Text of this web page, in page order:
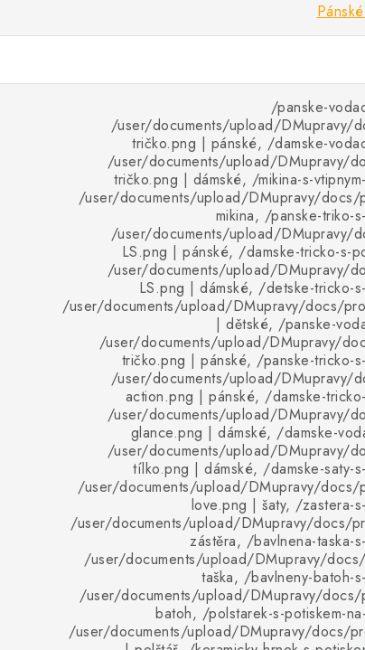
/panske-
/user/documents/upload/DMupravy/
tričko.png | pánské, /damske-
/user/documents/upload/DMupravy/
tričko.png | dámské, /mikina-s-
/user/documents/upload/DMupravy/docs/
mikina, /panske-triko-
/user/documents/upload/DMupravy/
LS.png | pánské, /damske-tricko-s-
/user/documents/upload/DMupravy/
LS.png | dámské, /detske-tricko-
/user/documents/upload/DMupravy/docs/
| dětské, /panske-
/user/documents/upload/DMupravy/
tričko.png | pánské, /panske-tricko-
/user/documents/upload/DMupravy/
action.png | pánské, /damske-
/user/documents/upload/DMupravy/
glance.png | dámské, /damske-
/user/documents/upload/DMupravy/
tílko.png | dámské, /damske-saty-
/user/documents/upload/DMupravy/docs/
love.png | šaty, /zastera-
/user/documents/upload/DMupravy/docs/
zástěra, /bavlnena-taska-
/user/documents/upload/DMupravy/
taška, /bavlneny-batoh-
/user/documents/upload/DMupravy/
batoh, /polstarek-s-potiskem-
/user/documents/upload/DMupravy/docs/